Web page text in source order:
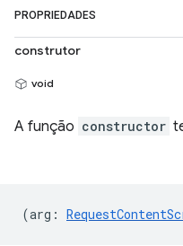
PROPRIEDADES
construtor
void
A função constructor
(arg :